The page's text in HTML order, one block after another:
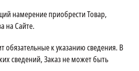
намерение приобрести Товар,
на Сайте.
обязательные к указанию сведения. В
сведений, Заказ не может быть